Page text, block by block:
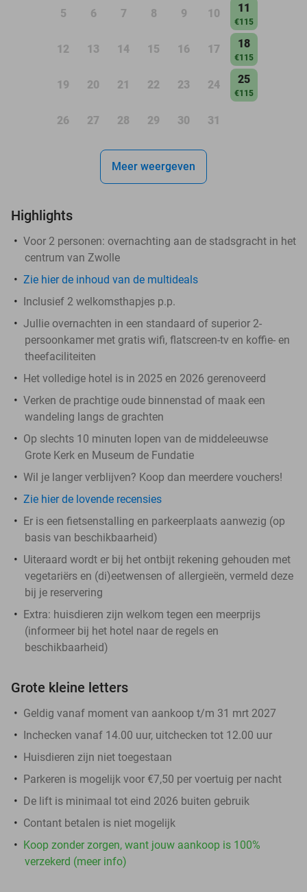
5 6 7 8 9 10 11
€115
12 13 14 15 16 17 18
€115
19 20 21 22 23 24 25
€115
26 27 28 29 30 31
Meer weergeven
Highlights
Voor 2 personen: overnachting aan de stadsgracht in het
centrum van Zwolle
Zie hier de inhoud van de multideals
Inclusief 2 welkomsthapjes p.p.
Jullie overnachten in een standaard of superior 2-
persoonkamer met gratis wifi, flatscreen-tv en koffie- en
theefaciliteiten
Het volledige hotel is in 2025 en 2026 gerenoveerd
Verken de prachtige oude binnenstad of maak een
wandeling langs de grachten
Op slechts 10 minuten lopen van de middeleeuwse
Grote Kerk en Museum de Fundatie
Wil je langer verblijven? Koop dan meerdere vouchers!
Zie hier de lovende recensies
Er is een fietsenstalling en parkeerplaats aanwezig (op
basis van beschikbaarheid)
Uiteraard wordt er bij het ontbijt rekening gehouden met
vegetariërs en (di)eetwensen of allergieën, vermeld deze
bij je reservering
Extra: huisdieren zijn welkom tegen een meerprijs
(informeer bij het hotel naar de regels en
beschikbaarheid)
Grote kleine letters
Geldig vanaf moment van aankoop t/m 31 mrt 2027
Inchecken vanaf 14.00 uur, uitchecken tot 12.00 uur
Huisdieren zijn niet toegestaan
Parkeren is mogelijk voor €7,50 per voertuig per nacht
De lift is minimaal tot eind 2026 buiten gebruik
Contant betalen is niet mogelijk
Koop zonder zorgen, want jouw aankoop is 100%
verzekerd (meer info)